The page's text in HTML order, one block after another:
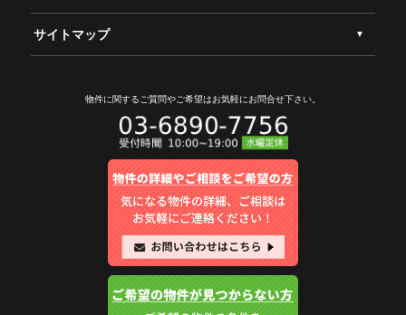
サイトマップ
物件に関するご質問やご希望はお気軽にお問合せ下さい。